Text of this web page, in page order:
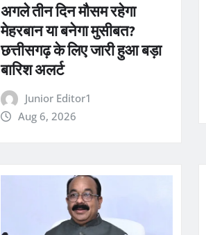
अगले तीन दिन मौसम रहेगा
मेहरबान या बनेगा मुसीबत?
छत्तीसगढ़ के लिए जारी हुआ बड़ा
बारिश अलर्ट
Junior Editor1
Aug 6, 2026